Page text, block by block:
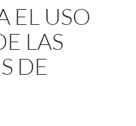
EL USO
LAS
DE